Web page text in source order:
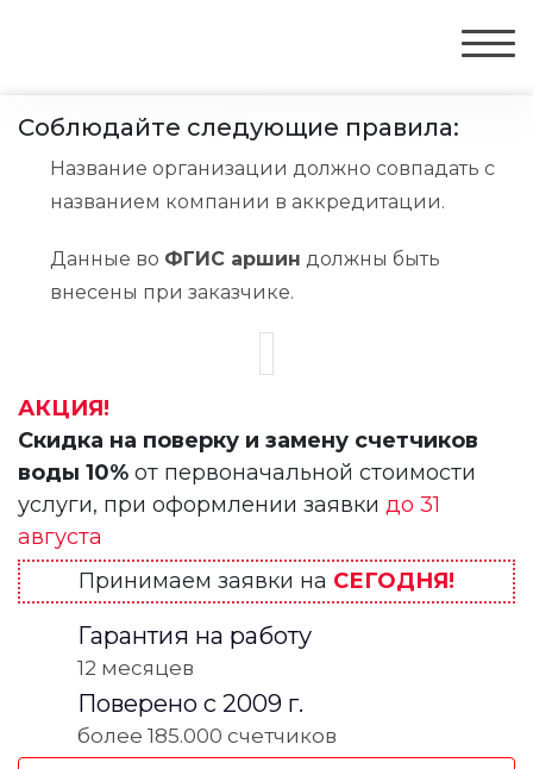
Соблюдайте следующие правила:
Название организации должно совпадать с
названием компании в аккредитации.
Данные во ФГИС аршин должны быть
внесены при заказчике.
АКЦИЯ!
Скидка на поверку и замену счетчиков
воды 10% от первоначальной стоимости
услуги, при оформлении заявки до 31
августа
Принимаем заявки на СЕГОДНЯ!
Гарантия на работу
12 месяцев
Поверено с 2009 г.
более 185.000 счетчиков